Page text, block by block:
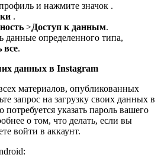
и нажмите значок .
.
>Доступ к данным.
данные определенного типа,
все.
данных в Instagram
материалов, опубликованных
запрос на загрузку своих данных в
указать пароль вашего
о том, что делать, если вы
войти в аккаунт.